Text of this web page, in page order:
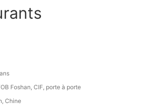
Foshan, CIF, porte à porte
Chine